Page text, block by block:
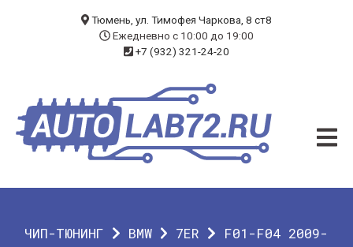
ЧИП-ТЮНИНГ
ДИАГНОСТИКА
Тюмень, ул. Тимофея Чаркова, 8 ст8
Ежедневно с 10:00 до 19:00
+7 (932) 321-24-20
ЧИП-ТЮНИНГ BMW 7ER
F01-F04 2009-